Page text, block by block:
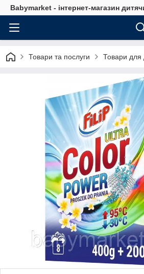
Babymarket - інтернет-магазин
Товари та послуги Товари для